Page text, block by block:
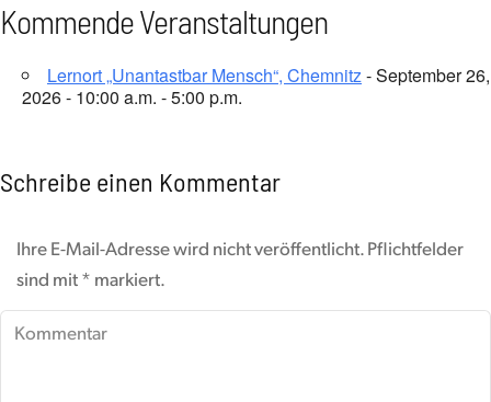
Kommende Veranstaltungen
Lernort „Unantastbar Mensch“, Chemnitz- September 26,
2026 - 10:00 a.m. - 5:00 p.m.
Schreibe einen Kommentar
Ihre E-Mail-Adresse wird nicht veröffentlicht. Pflichtfelder
sind mit* markiert.
Kommentar